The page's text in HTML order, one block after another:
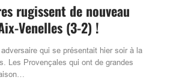
rugissent de nouveau
Venelles (3-2) !
qui se présentait hier soir à la
Les Provençales qui ont de grandes